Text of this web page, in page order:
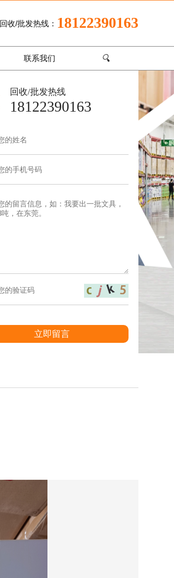
回收/批发热线： 18122390163
联系我们 🔍
回收/批发热线
18122390163
立即留言